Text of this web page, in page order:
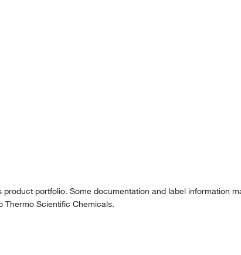
portfolio. Some documentation and label information
Thermo Scientific Chemicals.